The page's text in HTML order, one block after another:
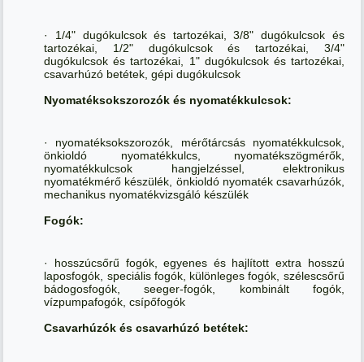
· 1/4" dugókulcsok és tartozékai, 3/8" dugókulcsok és
tartozékai, 1/2" dugókulcsok és tartozékai, 3/4"
dugókulcsok és tartozékai, 1" dugókulcsok és tartozékai,
csavarhúzó betétek, gépi dugókulcsok
Nyomatéksokszorozók és nyomatékkulcsok:
· nyomatéksokszorozók, mérőtárcsás nyomatékkulcsok,
önkioldó nyomatékkulcs, nyomatékszögmérők,
nyomatékkulcsok hangjelzéssel, elektronikus
nyomatékmérő készülék, önkioldó nyomaték csavarhúzók,
mechanikus nyomatékvizsgáló készülék
Fogók:
· hosszúcsőrű fogók, egyenes és hajlított extra hosszú
laposfogók, speciális fogók, különleges fogók, szélescsőrű
bádogosfogók, seeger-fogók, kombinált fogók,
vízpumpafogók, csípőfogók
Csavarhúzók és csavarhúzó betétek: